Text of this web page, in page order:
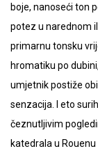
boje, nanoseći ton
potez u narednom
primarnu tonsku
hromatiku po
umjetnik postiže
senzacija. I eto
čeznutljivim
katedrala u